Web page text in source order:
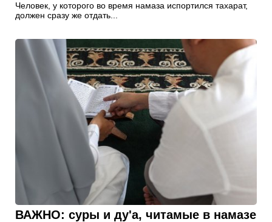
Человек, у которого во время намаза испортился тахарат,
должен сразу же отдать...
ВАЖНО: суры и ду'а, читамые в намазе